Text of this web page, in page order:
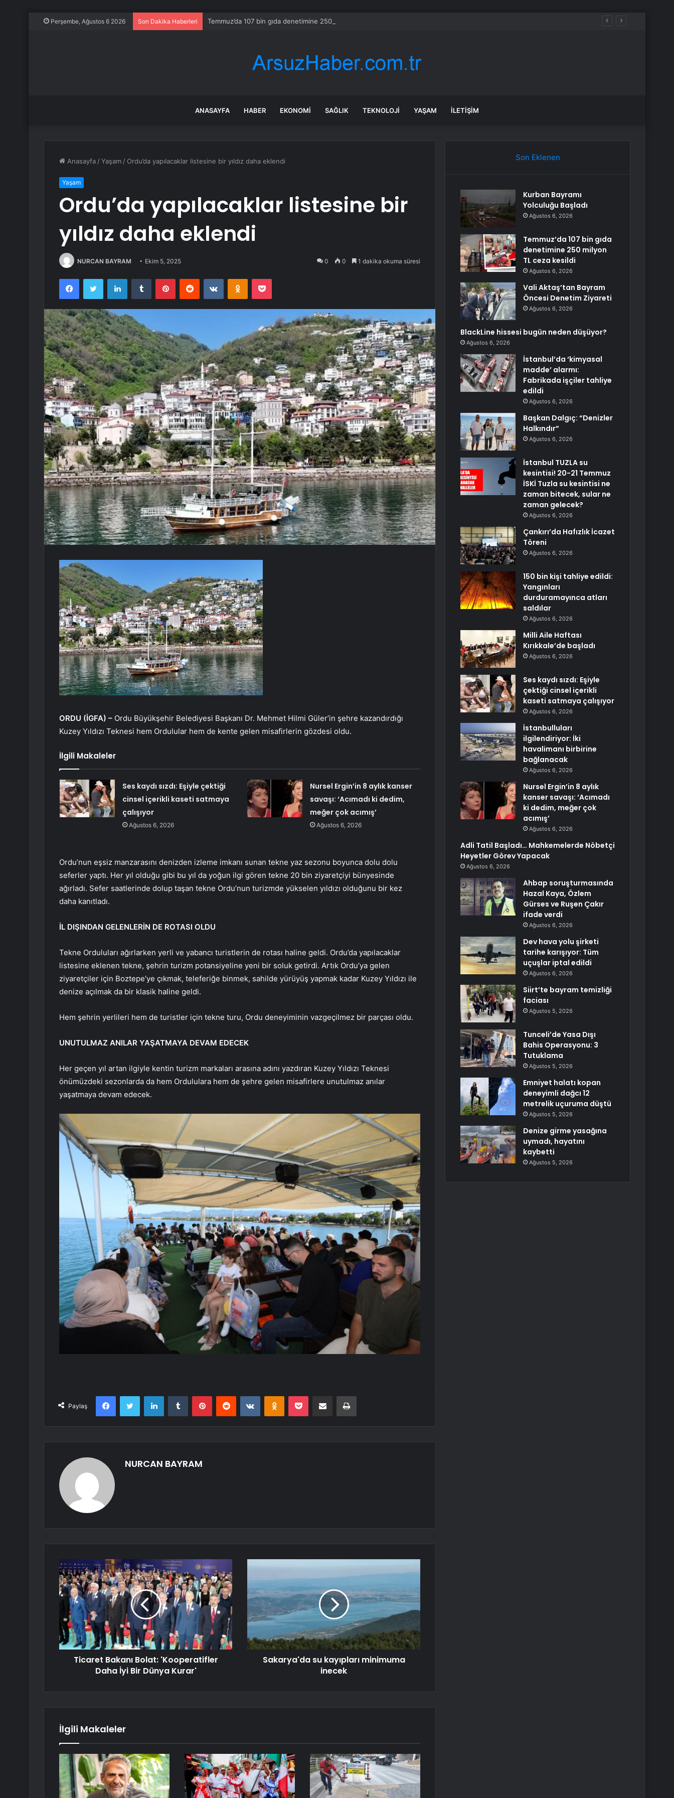
Perşembe, Ağustos 6 2026 Son Dakika Haberleri Temmuz’da 107 bin gıda denetimine 250 milyon TL ceza kesildi
ANASAYFA HABER EKONOMI SAĞLIK TEKNOLOJI YAŞAM İLETIŞIM
Anasayfa /Yaşam / Ordu’da yapılacaklar listesine bir yıldız daha eklendi
Yaşam
Ordu’da yapılacaklar listesine bir
yıldız daha eklendi
NURCAN BAYRAM Ekim 5, 2025 0 0 1 dakika okuma süresi
FacebookTwitter LinkedInTumblr PinterestReddit VKontakteOdnoklassniki
Pocket
ORDU (İGFA) – Ordu Büyükşehir Belediyesi Başkanı Dr. Mehmet Hilmi Güler’in şehre kazandırdığı
Kuzey Yıldızı Teknesi hem Ordulular hem de kente gelen misafirlerin gözdesi oldu.
İlgili Makaleler
Ses kaydı sızdı: Eşiyle çektiği
cinsel içerikli kaseti satmaya
çalışıyor
Ağustos 6, 2026
Nursel Ergin’in 8 aylık kanser
savaşı: ‘Acımadı ki dedim,
meğer çok acımış’
Ağustos 6, 2026
Ordu’nun eşsiz manzarasını denizden izleme imkanı sunan tekne yaz sezonu boyunca dolu dolu
seferler yaptı. Her yıl olduğu gibi bu yıl da yoğun ilgi gören tekne 20 bin ziyaretçiyi bünyesinde
ağırladı. Sefer saatlerinde dolup taşan tekne Ordu’nun turizmde yükselen yıldızı olduğunu bir kez
daha kanıtladı.
İL DIŞINDAN GELENLERİN DE ROTASI OLDU
Tekne Orduluları ağırlarken yerli ve yabancı turistlerin de rotası haline geldi. Ordu’da yapılacaklar
listesine eklenen tekne, şehrin turizm potansiyeline yeni bir soluk getirdi. Artık Ordu’ya gelen
ziyaretçiler için Boztepe’ye çıkmak, teleferiğe binmek, sahilde yürüyüş yapmak kadar Kuzey Yıldızı ile
denize açılmak da bir klasik haline geldi.
Hem şehrin yerlileri hem de turistler için tekne turu, Ordu deneyiminin vazgeçilmez bir parçası oldu.
UNUTULMAZ ANILAR YAŞATMAYA DEVAM EDECEK
Her geçen yıl artan ilgiyle kentin turizm markaları arasına adını yazdıran Kuzey Yıldızı Teknesi
önümüzdeki sezonlarda da hem Ordululara hem de şehre gelen misafirlere unutulmaz anılar
yaşatmaya devam edecek.
Paylaş
FacebookTwitter LinkedInTumblr PinterestReddit VKontakteOdnoklassniki
Pocket E-Posta ile paylaş Yazdır
NURCAN BAYRAM
Ticaret Bakanı Bolat: 'Kooperatifler
Daha İyi Bir Dünya Kurar'
Sakarya'da su kayıpları minimuma
inecek
İlgili Makaleler
Son Eklenen
Kurban Bayramı
Yolculuğu Başladı
Ağustos 6, 2026
Temmuz’da 107 bin gıda
denetimine 250 milyon
TL ceza kesildi
Ağustos 6, 2026
Vali Aktaş’tan Bayram
Öncesi Denetim Ziyareti
Ağustos 6, 2026
BlackLine hissesi bugün neden düşüyor?
Ağustos 6, 2026
İstanbul’da ‘kimyasal
madde’ alarmı:
Fabrikada işçiler tahliye
edildi
Ağustos 6, 2026
Başkan Dalgıç: “Denizler
Halkındır”
Ağustos 6, 2026
İstanbul TUZLA su
kesintisi! 20-21 Temmuz
İSKİ Tuzla su kesintisi ne
zaman bitecek, sular ne
zaman gelecek?
Ağustos 6, 2026
Çankırı’da Hafızlık İcazet
Töreni
Ağustos 6, 2026
150 bin kişi tahliye edildi:
Yangınları
durduramayınca atları
saldılar
Ağustos 6, 2026
Milli Aile Haftası
Kırıkkale’de başladı
Ağustos 6, 2026
Ses kaydı sızdı: Eşiyle
çektiği cinsel içerikli
kaseti satmaya çalışıyor
Ağustos 6, 2026
İstanbulluları
ilgilendiriyor: İki
havalimanı birbirine
bağlanacak
Ağustos 6, 2026
Nursel Ergin’in 8 aylık
kanser savaşı: ‘Acımadı
ki dedim, meğer çok
acımış’
Ağustos 6, 2026
Adli Tatil Başladı… Mahkemelerde Nöbetçi
Heyetler Görev Yapacak
Ağustos 6, 2026
Ahbap soruşturmasında
Hazal Kaya, Özlem
Gürses ve Ruşen Çakır
ifade verdi
Ağustos 6, 2026
Dev hava yolu şirketi
tarihe karışıyor: Tüm
uçuşlar iptal edildi
Ağustos 6, 2026
Siirt’te bayram temizliği
faciası
Ağustos 5, 2026
Tunceli’de Yasa Dışı
Bahis Operasyonu: 3
Tutuklama
Ağustos 5, 2026
Emniyet halatı kopan
deneyimli dağcı 12
metrelik uçuruma düştü
Ağustos 5, 2026
Denize girme yasağına
uymadı, hayatını
kaybetti
Ağustos 5, 2026